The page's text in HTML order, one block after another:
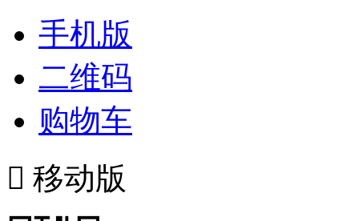
手机版
二维码
购物车
 移动版